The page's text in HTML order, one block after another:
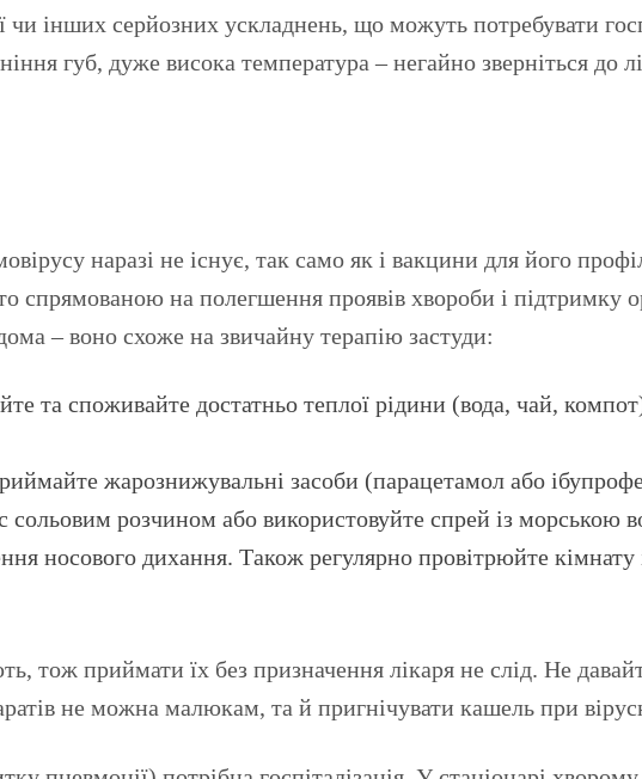
чи інших серйозних ускладнень, що можуть потребувати
губ, дуже висока температура – негайно зверніться до
наразі не існує, так само як і вакцини для його
на полегшення проявів хвороби і підтримку
– воно схоже на звичайну терапію застуди:
та споживайте достатньо теплої рідини (вода, чай,
жарознижувальні засоби (парацетамол або
сольовим розчином або використовуйте спрей із морською
носового дихання. Також регулярно провітрюйте
тож приймати їх без призначення лікаря не слід. Не
не можна малюкам, та й пригнічувати кашель при